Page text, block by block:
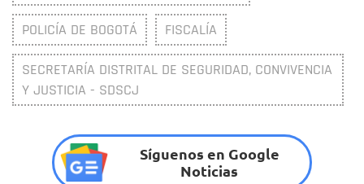
POLICÍA DE BOGOTÁ FISCALÍA
SECRETARÍA DISTRITAL DE SEGURIDAD, CONVIVENCIA
Y JUSTICIA - SDSCJ
Síguenos en Google
Noticias